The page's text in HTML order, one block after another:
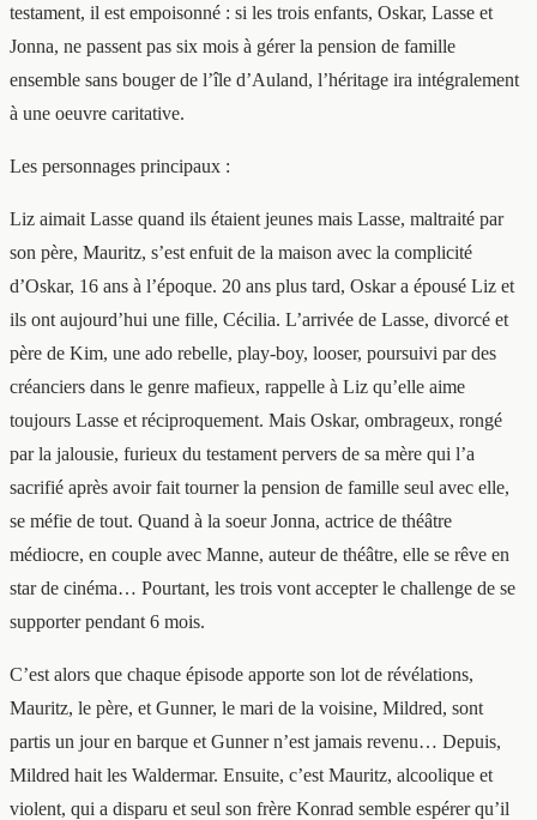
testament, il est empoisonné : si les trois enfants, Oskar, Lasse et
Jonna, ne passent pas six mois à gérer la pension de famille
ensemble sans bouger de l’île d’Auland, l’héritage ira intégralement
à une oeuvre caritative.
Les personnages principaux :
Liz aimait Lasse quand ils étaient jeunes mais Lasse, maltraité par
son père, Mauritz, s’est enfuit de la maison avec la complicité
d’Oskar, 16 ans à l’époque. 20 ans plus tard, Oskar a épousé Liz et
ils ont aujourd’hui une fille, Cécilia. L’arrivée de Lasse, divorcé et
père de Kim, une ado rebelle, play-boy, looser, poursuivi par des
créanciers dans le genre mafieux, rappelle à Liz qu’elle aime
toujours Lasse et réciproquement. Mais Oskar, ombrageux, rongé
par la jalousie, furieux du testament pervers de sa mère qui l’a
sacrifié après avoir fait tourner la pension de famille seul avec elle,
se méfie de tout. Quand à la soeur Jonna, actrice de théâtre
médiocre, en couple avec Manne, auteur de théâtre, elle se rêve en
star de cinéma… Pourtant, les trois vont accepter le challenge de se
supporter pendant 6 mois.
C’est alors que chaque épisode apporte son lot de révélations,
Mauritz, le père, et Gunner, le mari de la voisine, Mildred, sont
partis un jour en barque et Gunner n’est jamais revenu… Depuis,
Mildred hait les Waldermar. Ensuite, c’est Mauritz, alcoolique et
violent, qui a disparu et seul son frère Konrad semble espérer qu’il